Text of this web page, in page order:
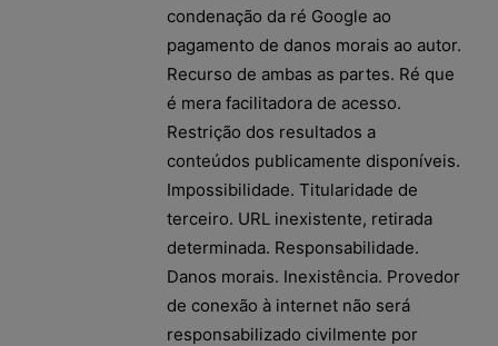
condenação da ré Google ao
pagamento de danos morais ao autor.
Recurso de ambas as partes. Ré que
é mera facilitadora de acesso.
Restrição dos resultados a
conteúdos publicamente disponíveis.
Impossibilidade. Titularidade de
terceiro. URL inexistente, retirada
determinada. Responsabilidade.
Danos morais. Inexistência. Provedor
de conexão à internet não será
responsabilizado civilmente por